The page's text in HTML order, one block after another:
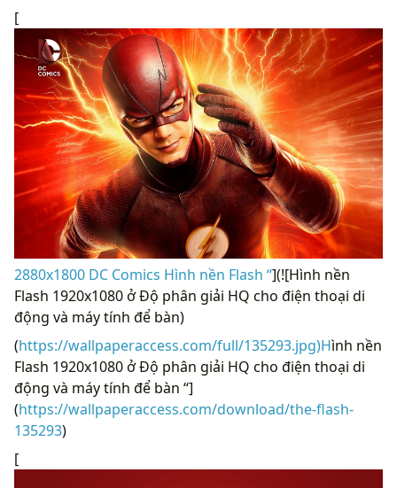
[
2880x1800 DC Comics Hình nền Flash “](![Hình nền
Flash 1920x1080 ở Độ phân giải HQ cho điện thoại di
động và máy tính để bàn)
(https://wallpaperaccess.com/full/135293.jpg)Hình nền
Flash 1920x1080 ở Độ phân giải HQ cho điện thoại di
động và máy tính để bàn “]
(https://wallpaperaccess.com/download/the-flash-
135293)
[